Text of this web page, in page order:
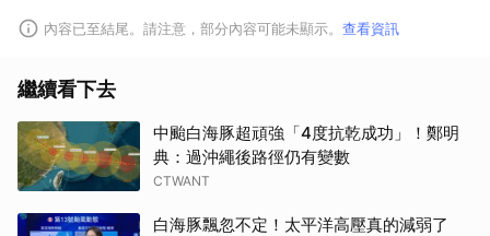
內容已至結尾。請注意，部分內容可能未顯示。 查看資訊
繼續看下去
中颱白海豚超頑強「4度抗乾成功」！鄭明
典：過沖繩後路徑仍有變數
CTWANT
白海豚飄忽不定！太平洋高壓真的減弱了